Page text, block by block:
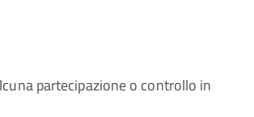
partecipazione o controllo in